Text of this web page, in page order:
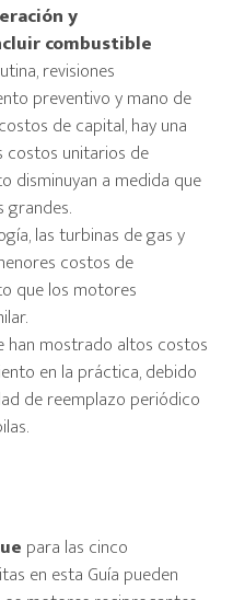
y
combustible
revisiones
preventivo y mano de
de capital, hay una
costos unitarios de
disminuyan a medida que
grandes.
las turbinas de gas y
costos de
que los motores
han mostrado altos costos
en la práctica, debido
de reemplazo periódico
para las cinco
en esta Guía pueden